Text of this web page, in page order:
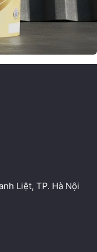
Liệt, TP. Hà Nội